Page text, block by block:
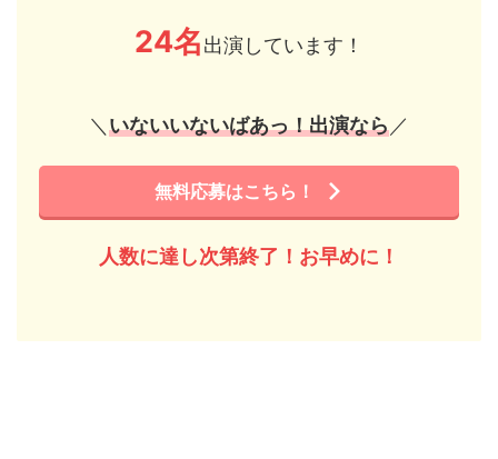
24名出演しています！
＼ いないいないばあっ！出演なら／
無料応募はこちら！
人数に達し次第終了！お早めに！